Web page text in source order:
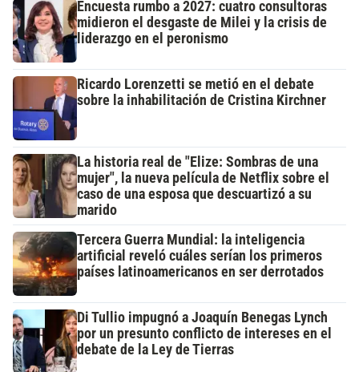
Encuesta rumbo a 2027: cuatro consultoras
midieron el desgaste de Milei y la crisis de
liderazgo en el peronismo
Ricardo Lorenzetti se metió en el debate
sobre la inhabilitación de Cristina Kirchner
La historia real de "Elize: Sombras de una
mujer", la nueva película de Netflix sobre el
caso de una esposa que descuartizó a su
marido
Tercera Guerra Mundial: la inteligencia
artificial reveló cuáles serían los primeros
países latinoamericanos en ser derrotados
Di Tullio impugnó a Joaquín Benegas Lynch
por un presunto conflicto de intereses en el
debate de la Ley de Tierras